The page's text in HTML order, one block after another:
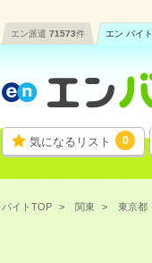
エン派遣 71573件 エン バイト
気になるリスト 0
バイトTOP 関東 東京都